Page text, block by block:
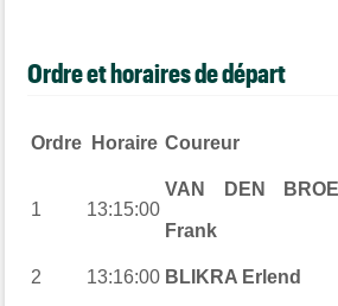
Ordre et horaires de départ
Ordre Horaire Coureur
1 13:15:00
VAN DEN
Frank
2 13:16:00 BLIKRA Erlend